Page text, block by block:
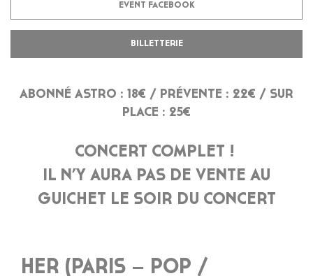
EVENT FACEBOOK
BILLETTERIE
ABONNÉ ASTRO : 18€ / PRÉVENTE : 22€ / SUR
PLACE : 25€
CONCERT COMPLET !
IL N’Y AURA PAS DE VENTE AU
GUICHET LE SOIR DU CONCERT
HER (PARIS – POP /